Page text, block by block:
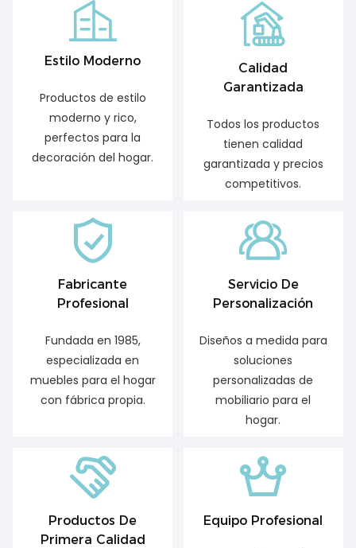
Estilo Moderno
Productos de estilo
moderno y rico,
perfectos para la
decoración del hogar.
Calidad
Garantizada
Todos los productos
tienen calidad
garantizada y precios
competitivos.
Fabricante
Profesional
Fundada en 1985,
especializada en
muebles para el hogar
con fábrica propia.
Servicio De
Personalización
Diseños a medida para
soluciones
personalizadas de
mobiliario para el
hogar.
Productos De
Primera Calidad
Equipo Profesional